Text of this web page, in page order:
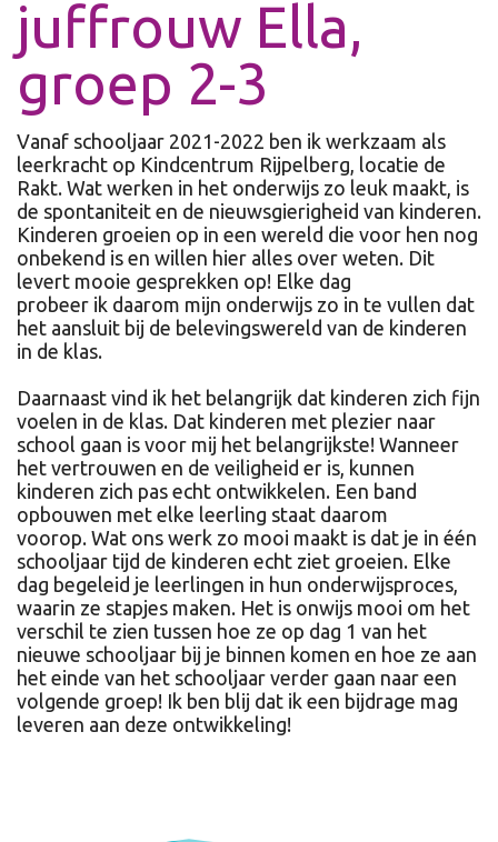
juffrouw Ella,
groep 2-3
Vanaf schooljaar 2021-2022 ben ik werkzaam als
leerkracht op Kindcentrum Rijpelberg , locatie de
Rakt. Wat werken in het onderwijs zo leuk maakt, is
de spontaniteit en de nieuwsgierigheid van kinderen.
Kinderen groeien op in een wereld die voor hen nog
onbekend is en willen hier alles over weten. Dit
levert mooie gesprekken op! Elke dag
probeer ik daarom mijn onderwijs zo in te vullen dat
het aansluit bij de belevingswereld van de kinderen
in de klas.
Daarnaast vind ik het belangrijk dat kinderen zich fijn
voelen in de klas. Dat kinderen met plezier naar
school gaan is voor mij het belangrijkste! Wanneer
het vertrouwen en de veiligheid er is, kunnen
kinderen zich pas echt ontwikkelen. Een band
opbouwen met elke leerling staat daarom
voorop. Wat ons werk zo mooi maakt is dat je in één
schooljaar tijd de kinderen echt ziet groeien. Elke
dag begeleid je leerlingen in hun onderwijsproces,
waarin ze stapjes maken. Het is onwijs mooi om het
verschil te zien tussen hoe ze op dag 1 van het
nieuwe schooljaar bij je binnen komen en hoe ze aan
het einde van het schooljaar verder gaan naar een
volgende groep! Ik ben blij dat ik een bijdrage mag
leveren aan deze ontwikkeling!